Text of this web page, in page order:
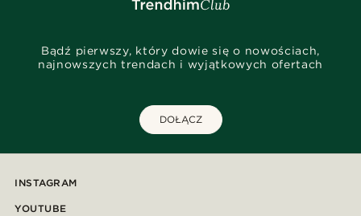
Bądź pierwszy, który dowie się o nowościach,
najnowszych trendach i wyjątkowych ofertach
DOŁĄCZ
INSTAGRAM
YOUTUBE